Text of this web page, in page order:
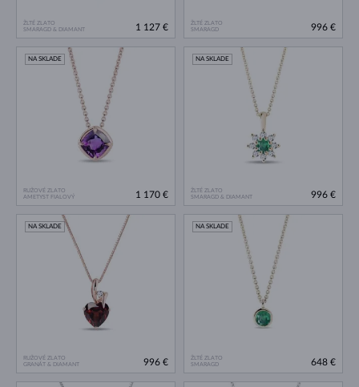
ŽLTÉ ZLATO
SMARAGD & DIAMANT
1 127 €
ŽLTÉ ZLATO
SMARAGD
996 €
RUŽOVÉ ZLATO
AMETYST FIALOVÝ
NA SKLADE
1 170 €
ŽLTÉ ZLATO
SMARAGD & DIAMANT
NA SKLADE
996 €
RUŽOVÉ ZLATO
GRANÁT & DIAMANT
NA SKLADE
996 €
ŽLTÉ ZLATO
SMARAGD
NA SKLADE
648 €